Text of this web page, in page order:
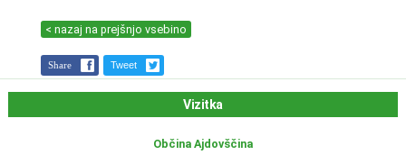
< nazaj na prejšnjo vsebino
Share Tweet
Vizitka
Občina Ajdovščina